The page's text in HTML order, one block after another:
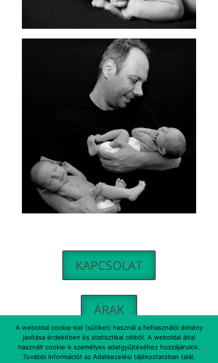
KAPCSOLAT
ÁRAK
Betti Studio - Minden jog fenntartva! |
A weboldal cookie-kat (sütiket) használ a felhasználói élmény
javítása érdekében és statisztikai célból. A weboldal által
használt cookie-k személyes adatgyűjtéséhez hozzájárulok.
További információt az Adatkezelési tájékoztatóban talál.